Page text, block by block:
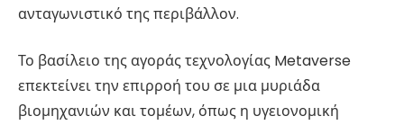
ανταγωνιστικό της περιβάλλον.
Το βασίλειο της αγοράς τεχνολογίας Metaverse
επεκτείνει την επιρροή του σε μια μυριάδα
βιομηχανιών και τομέων, όπως η υγειονομική